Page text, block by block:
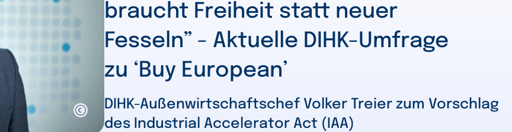
Suchen
braucht Freiheit statt neuer
Fesseln” - Aktuelle DIHK-Umfrage
zu ‘Buy European’
DIHK-Außenwirtschaftschef Volker Treier zum Vorschlag
des Industrial Accelerator Act (IAA)